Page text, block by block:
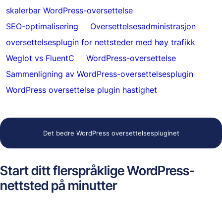
skalerbar WordPress-oversettelse
SEO-optimalisering
Oversettelsesadministrasjon
oversettelsesplugin for nettsteder med høy trafikk
Weglot vs FluentC
WordPress-oversettelse
Sammenligning av WordPress-oversettelsesplugin
WordPress oversettelse plugin hastighet
Det bedre WordPress oversettelsespluginet
Start ditt flerspråklige WordPress-
nettsted på minutter